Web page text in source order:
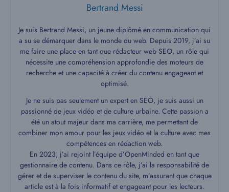
Bertrand Messi
Je suis Bertrand Messi, un jeune diplômé en communication qui
a su se démarquer dans le monde du web. Depuis 2019, j’ai su
me faire une place en tant que rédacteur web SEO, un rôle qui
nécessite une compréhension approfondie des moteurs de
recherche et une capacité à créer du contenu engageant et
optimisé.
Je ne suis pas seulement un expert en SEO, je suis aussi un
passionné de jeux vidéo et de culture urbaine. Cette passion a
été un atout majeur dans ma carrière, me permettant de
combiner mon amour pour les jeux vidéo et la culture avec mes
compétences en rédaction web.
En 2023, j’ai rejoint l’équipe d’OpenMinded en tant que
gestionnaire de contenu. Dans ce rôle, j’ai la responsabilité de
gérer et de superviser le contenu du site, m’assurant que chaque
article est à la fois informatif et engageant pour les lecteurs.